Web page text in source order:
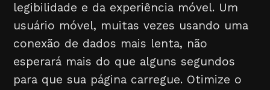
legibilidade e da experiência móvel. Um
usuário móvel, muitas vezes usando uma
conexão de dados mais lenta, não
esperará mais do que alguns segundos
para que sua página carregue. Otimize o